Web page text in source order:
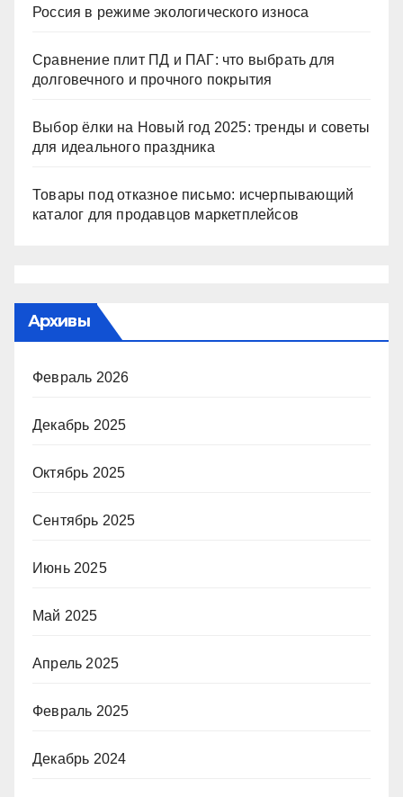
Россия в режиме экологического износа
Сравнение плит ПД и ПАГ: что выбрать для
долговечного и прочного покрытия
Выбор ёлки на Новый год 2025: тренды и советы
для идеального праздника
Товары под отказное письмо: исчерпывающий
каталог для продавцов маркетплейсов
Архивы
Февраль 2026
Декабрь 2025
Октябрь 2025
Сентябрь 2025
Июнь 2025
Май 2025
Апрель 2025
Февраль 2025
Декабрь 2024